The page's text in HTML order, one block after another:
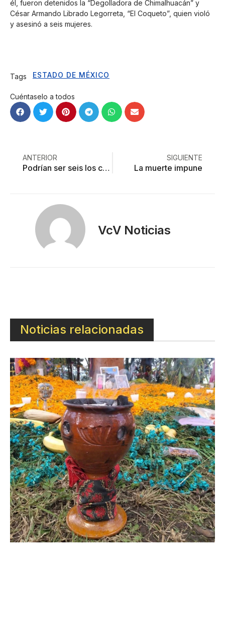
él, fueron detenidos la “Degolladora de Chimalhuacán” y
César Armando Librado Legorreta, “El Coqueto”, quien violó
y asesinó a seis mujeres.
Tags ESTADO DE MÉXICO
Cuéntaselo a todos
ANTERIOR
Podrían ser seis los cuerpos hallados en la casa del monstruo de Toluca
SIGUIENTE
La muerte impune
VcV Noticias
Noticias relacionadas